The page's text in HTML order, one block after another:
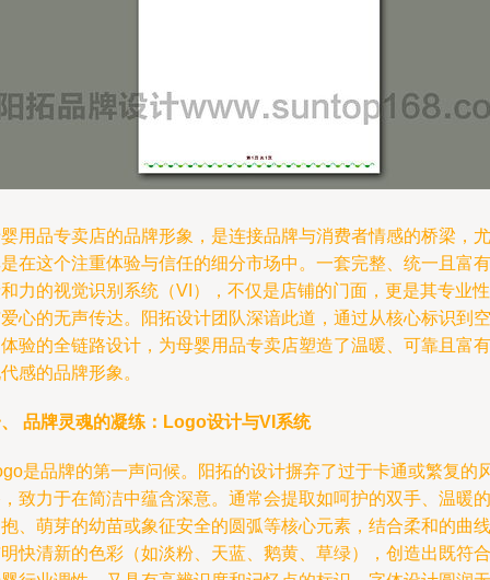
用品专卖店的品牌形象，是连接品牌与消费者情感的桥梁，尤
在这个注重体验与信任的细分市场中。一套完整、统一且富有
力的视觉识别系统（VI），不仅是店铺的门面，更是其专业性
心的无声传达。阳拓设计团队深谙此道，通过从核心标识到空
验的全链路设计，为母婴用品专卖店塑造了温暖、可靠且富有
感的品牌形象。
品牌灵魂的凝练：Logo设计与VI系统
是品牌的第一声问候。阳拓的设计摒弃了过于卡通或繁复的
致力于在简洁中蕴含深意。通常会提取如呵护的双手、温暖的
、萌芽的幼苗或象征安全的圆弧等核心元素，结合柔和的曲线
快清新的色彩（如淡粉、天蓝、鹅黄、草绿），创造出既符合